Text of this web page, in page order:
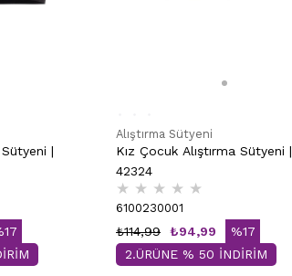
Sütyeni |
Alıştırma Sütyeni
Kız Çocuk Alıştırma Sütyeni |
42324
★ ★ ★ ★ ★
6100230001
₺94,99
₺114,99
%17
2.ÜRÜNE % 50 İNDİRİM